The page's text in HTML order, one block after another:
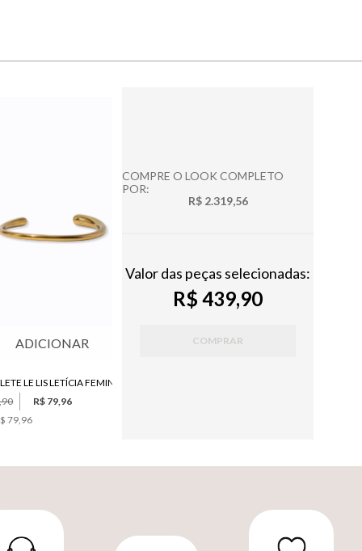
ADICIONAR
LE LIS LETÍCIA FEMININO
R$ 79,96
79,96
ADICIONAR
COMPRE O LOOK COMPLETO
POR:
R$ 2.319,56
Valor das peças selecionadas:
R$ 439,90
COMPRAR